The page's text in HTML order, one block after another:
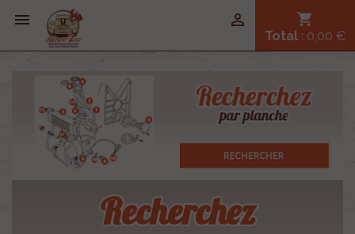
 shopping_cart
Total : 0,00 €

Recherchez